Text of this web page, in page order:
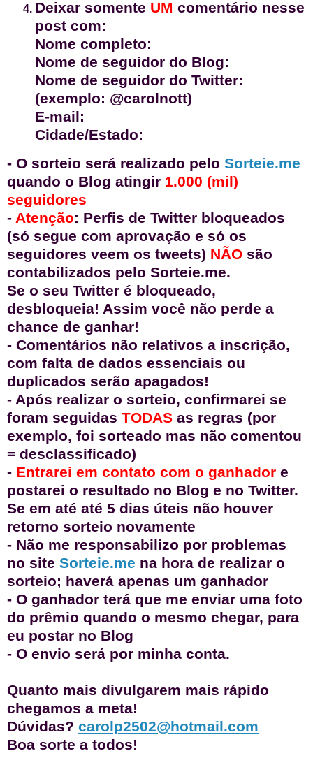
Deixar somente UM comentário nesse
post com:
Nome completo:
Nome de seguidor do Blog:
Nome de seguidor do Twitter:
(exemplo: @carolnott)
E-mail:
Cidade/Estado:
- O sorteio será realizado pelo Sorteie.me
quando o Blog atingir 1.000 (mil)
seguidores
- Atenção: Perfis de Twitter bloqueados
(só segue com aprovação e só os
seguidores veem os tweets) NÃO são
contabilizados pelo Sorteie.me.
Se o seu Twitter é bloqueado,
desbloqueia! Assim você não perde a
chance de ganhar!
- Comentários não relativos a inscrição,
com falta de dados essenciais ou
duplicados serão apagados!
- Após realizar o sorteio, confirmarei se
foram seguidas TODAS as regras (por
exemplo, foi sorteado mas não comentou
= desclassificado)
- Entrarei em contato com o ganhador e
postarei o resultado no Blog e no Twitter.
Se em até até 5 dias úteis não houver
retorno sorteio novamente
- Não me responsabilizo por problemas
no site Sorteie.me na hora de realizar o
sorteio; haverá apenas um ganhador
- O ganhador terá que me enviar uma foto
do prêmio quando o mesmo chegar, para
eu postar no Blog
- O envio será por minha conta.
Quanto mais divulgarem mais rápido
chegamos a meta!
Dúvidas? carolp2502@hotmail.com
Boa sorte a todos!